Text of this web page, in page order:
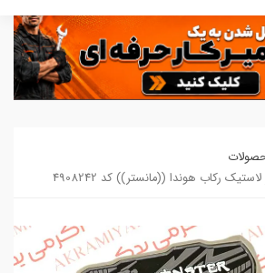
رکاب هوندا ((مانستر)) کد 4908242